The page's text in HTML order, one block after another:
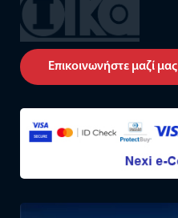
Επικοινωνήστε μαζί μας